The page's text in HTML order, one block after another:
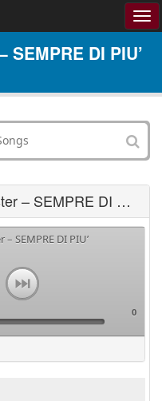
DI PIU’
SEMPRE DI PIU’
SEMPRE DI PIU’
0